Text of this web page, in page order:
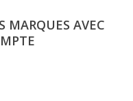
MARQUES AVEC